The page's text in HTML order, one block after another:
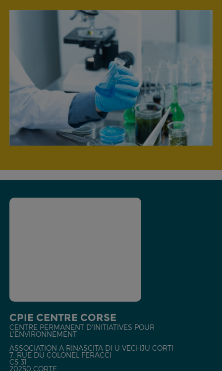
CPIE CENTRE CORSE
CENTRE PERMANENT D'INITIATIVES POUR
L'ENVIRONNEMENT
ASSOCIATION A RINASCITA DI U VECHJU CORTI
7, RUE DU COLONEL FERACCI
CS 31
20250 CORTE